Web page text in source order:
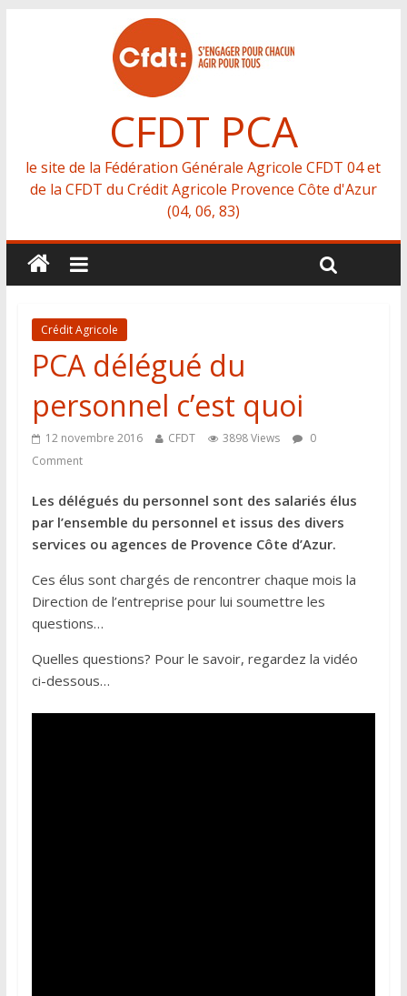
CFDT PCA
le site de la Fédération Générale Agricole CFDT 04 et
de la CFDT du Crédit Agricole Provence Côte d'Azur
(04, 06, 83)
Crédit Agricole
PCA délégué du
personnel c’est quoi
12 novembre 2016 CFDT 3898 Views
0
Comment
Les délégués du personnel sont des salariés élus
par l’ensemble du personnel et issus des divers
services ou agences de Provence Côte d’Azur.
Ces élus sont chargés de rencontrer chaque mois la
Direction de l’entreprise pour lui soumettre les
questions…
Quelles questions? Pour le savoir, regardez la vidéo
ci-dessous…